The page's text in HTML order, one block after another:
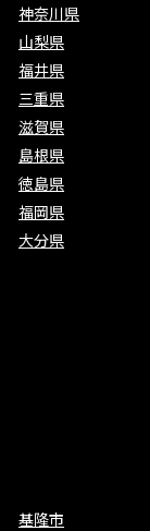
神奈川県
山梨県
福井県
三重県
滋賀県
島根県
徳島県
福岡県
大分県
基隆市